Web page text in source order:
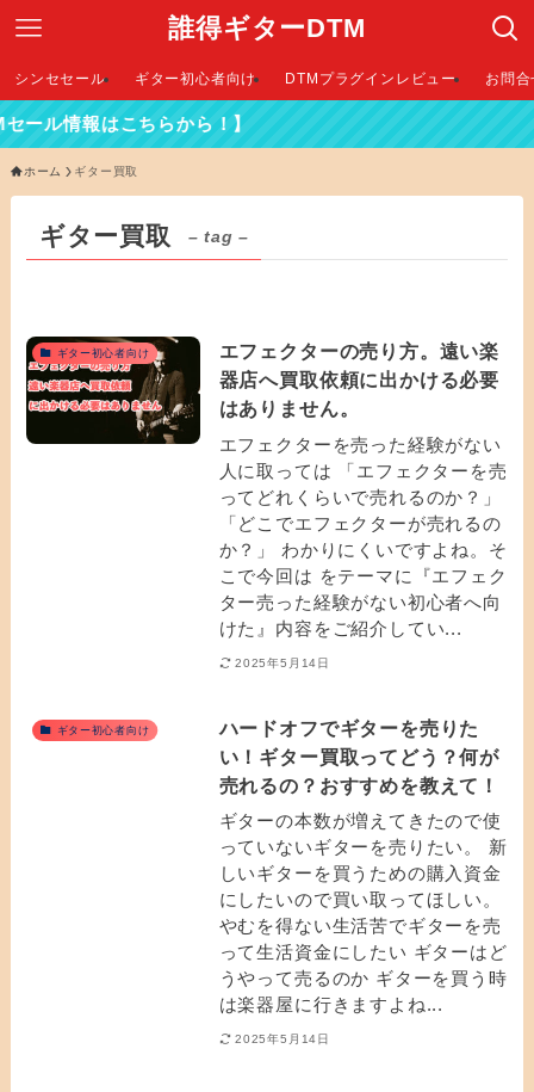
誰得ギターDTM
シンセセール ギター初心者向け DTMプラグインレビュー お問
情報はこちらから！】
ホーム ギター買取
ギター買取 – tag –
ギター初心者向け
エフェクターの売り方。遠い楽
器店へ買取依頼に出かける必要
はありません。
エフェクターを売った経験がない
人に取っては 「エフェクターを売
ってどれくらいで売れるのか？」
「どこでエフェクターが売れるの
か？」 わかりにくいですよね。そ
こで今回は をテーマに『エフェク
ター売った経験がない初心者へ向
けた』内容をご紹介してい...
2025年5月14日
ギター初心者向け
ハードオフでギターを売りた
い！ギター買取ってどう？何が
売れるの？おすすめを教えて！
ギターの本数が増えてきたので使
っていないギターを売りたい。 新
しいギターを買うための購入資金
にしたいので買い取ってほしい。
やむを得ない生活苦でギターを売
って生活資金にしたい ギターはど
うやって売るのか ギターを買う時
は楽器屋に行きますよね...
2025年5月14日